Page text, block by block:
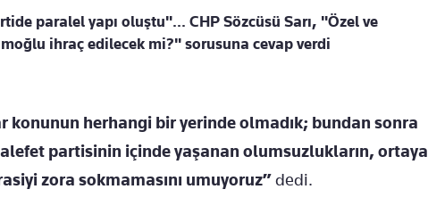
paralel yapı oluştu"... CHP Sözcüsü Sarı, "Özel ve
ihraç edilecek mi?" sorusuna cevap verdi
konunun herhangi bir yerinde olmadık; bundan sonra
partisinin içinde yaşanan olumsuzlukların, ortaya
zora sokmamasını umuyoruz”dedi.